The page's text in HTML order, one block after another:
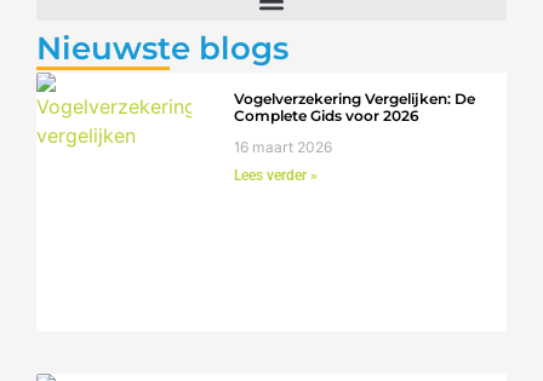
Nieuwste blogs
Vogelverzekering Vergelijken: De
Complete Gids voor 2026
16 maart 2026
Lees verder »